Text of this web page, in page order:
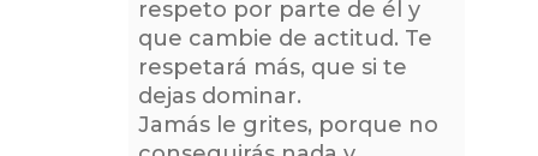
respeto por parte de él y
que cambie de actitud. Te
respetará más, que si te
dejas dominar.
Jamás le grites, porque no